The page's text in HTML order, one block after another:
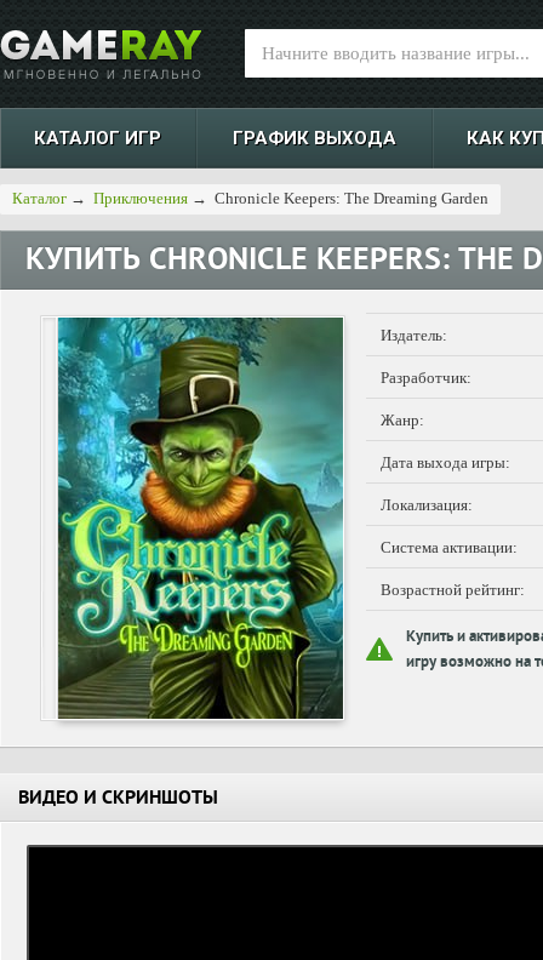
КАТАЛОГ ИГР ГРАФИК ВЫХОДА КАК
Каталог → Приключения → Chronicle Keepers: The Dreaming Garden
КУПИТЬ CHRONICLE KEEPERS: THE
Издатель:
Разработчик:
Жанр:
Дата выхода игры:
Локализация:
Система активации:
Возрастной рейтинг:
Купить и
игру возможно на
ВИДЕО И СКРИНШОТЫ